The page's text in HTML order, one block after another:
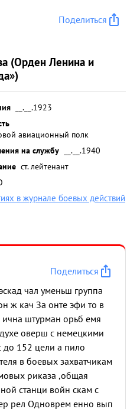
Поделиться
(Орден Ленина и
__.__.1923
авиационный полк
на службу
__.__.1940
ст. лейтенант
в журнале боевых действий
Поделиться
чал уменьш группа
ж кач За онте эфи то в
штурман орьб емя
оверш с немецкими
до 152 цели а пило
в боевых захватчикам
риказа ,общая
станци войн скам с
рел Одноврем енно вып